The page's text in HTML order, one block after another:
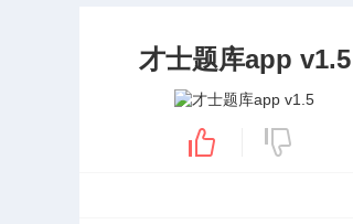
才士题库app v1.5